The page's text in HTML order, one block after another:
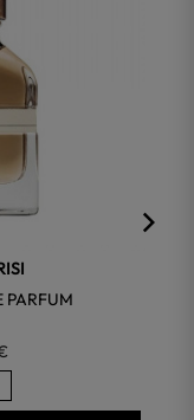
PARFUM